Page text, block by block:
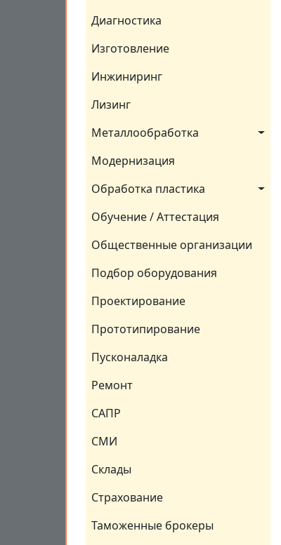
Диагностика
Изготовление
Инжиниринг
Лизинг
Металлообработка
Модернизация
Обработка пластика
Обучение / Аттестация
Общественные организации
Подбор оборудования
Проектирование
Прототипирование
Пусконаладка
Ремонт
САПР
СМИ
Склады
Страхование
Таможенные брокеры